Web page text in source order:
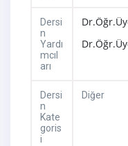
Dersi
n
Yardı
mcıl
arı
Dersi
n
Kate
goris
i
Diğer